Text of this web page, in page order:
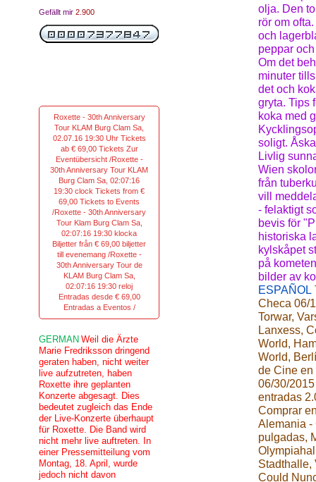
olja. Den
rör om
och
peppar
Om det
minuter
det och
gryta. Tips
koka med
soligt.
Livlig
Wien
från
vill
- felaktigt
bevis för
historiska
kylskåpet
på
bilder av
ESPAÑOL
Checa 06/
Torwar,
Lanxess,
World,
World,
de Cine en
06/30/
entradas
Comprar
Alemania -
pulgadas,
Stadthalle,
Could
Gefällt mir 2.900
Roxette - 30th Anniversary
Tour KLAM Burg Clam Sa,
02.07.16 19:30 Uhr Tickets
ab € 69,00 Tickets Zur
Eventübersicht /Roxette -
30th Anniversary Tour KLAM
Burg Clam Sa, 02:07:16
19:30 clock Tickets from €
69,00 Tickets to Events
/Roxette - 30th Anniversary
Tour Klam Burg Clam Sa,
02:07:16 19:30 klocka
Biljetter från € 69,00 biljetter
till evenemang /Roxette -
30th Anniversary Tour de
KLAM Burg Clam Sa,
02:07:16 19:30 reloj
Entradas desde € 69,00
Entradas a Eventos /
GERMAN Weil die Ärzte
Marie Fredriksson dringend
geraten haben, nicht weiter
live aufzutreten, haben
Roxette ihre geplanten
Konzerte abgesagt. Dies
bedeutet zugleich das Ende
der Live-Konzerte überhaupt
für Roxette. Die Band wird
nicht mehr live auftreten. In
einer Pressemitteilung vom
Montag, 18. April, wurde
jedoch nicht davon